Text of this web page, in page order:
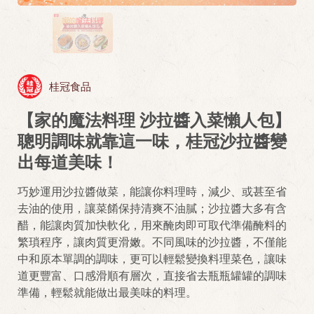
桂冠食品
【家的魔法料理 沙拉醬入菜懶人包】
聰明調味就靠這一味，桂冠沙拉醬變
出每道美味！
巧妙運用沙拉醬做菜，能讓你料理時，減少、或甚至省
去油的使用，讓菜餚保持清爽不油膩；沙拉醬大多有含
醋，能讓肉質加快軟化，用來醃肉即可取代準備醃料的
繁瑣程序，讓肉質更滑嫩。不同風味的沙拉醬，不僅能
中和原本單調的調味，更可以輕鬆變換料理菜色，讓味
道更豐富、口感滑順有層次，直接省去瓶瓶罐罐的調味
準備，輕鬆就能做出最美味的料理。